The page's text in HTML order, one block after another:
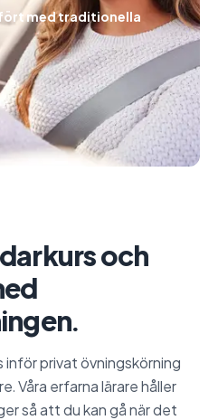
med traditionella
och
inför privat övningskörning
Våra erfarna lärare håller
så att du kan gå när det